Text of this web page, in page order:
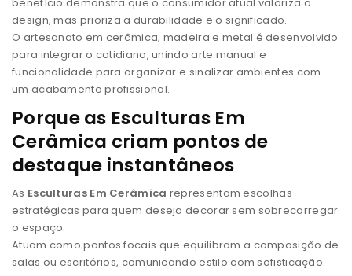
design, mas prioriza a durabilidade e o significado.
O artesanato em cerâmica, madeira e metal é desenvolvido
para integrar o cotidiano, unindo arte manual e
funcionalidade para organizar e sinalizar ambientes com
um acabamento profissional.
Porque as Esculturas Em
Cerâmica criam pontos de
destaque instantâneos
As Esculturas Em Cerâmica representam escolhas
estratégicas para quem deseja decorar sem sobrecarregar
o espaço.
Atuam como pontos focais que equilibram a composição de
salas ou escritórios, comunicando estilo com sofisticação.